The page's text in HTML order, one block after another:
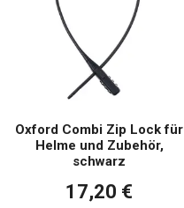
Oxford Combi Zip Lock für
Helme und Zubehör,
schwarz
17,20 €